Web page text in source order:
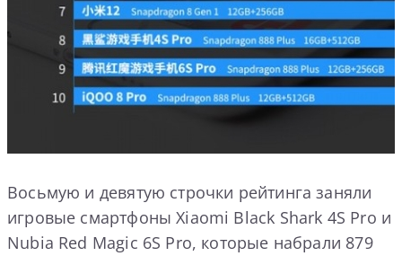
Восьмую и девятую строчки рейтинга заняли
игровые смартфоны Xiaomi Black Shark 4S Pro и
Nubia Red Magic 6S Pro, которые набрали 879